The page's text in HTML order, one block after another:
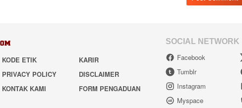
KODE ETIK
KARIR
PRIVACY POLICY
DISCLAIMER
KONTAK KAMI
FORM PENGADUAN
SOCIAL NETWORK
Facebook
Tumblr
Instagram
Myspace